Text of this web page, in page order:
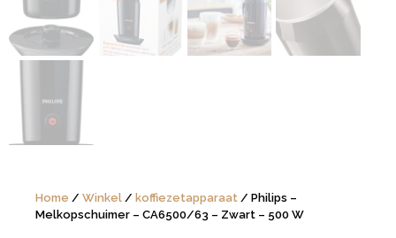
Home / Winkel / koffiezetapparaat / Philips –
Melkopschuimer – CA6500/63 – Zwart – 500 W